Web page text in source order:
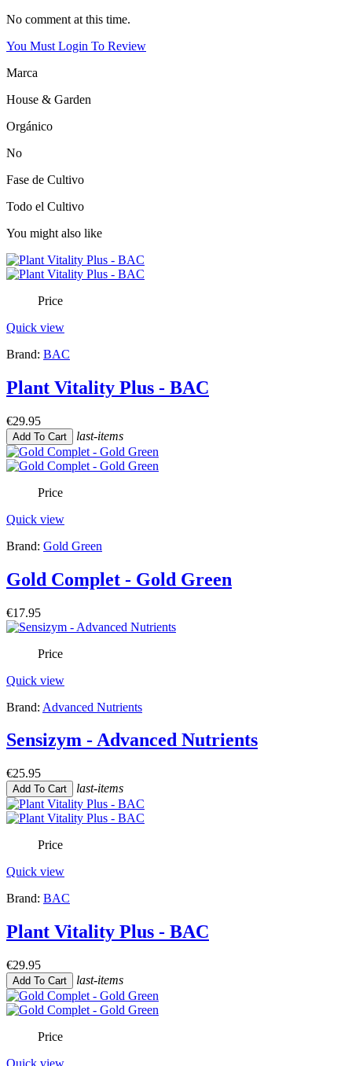
No comment at this time.
You Must Login To Review
Marca
House & Garden
Orgánico
No
Fase de Cultivo
Todo el Cultivo
You might also like
Price
Quick view
Brand: BAC
Plant Vitality Plus - BAC
€29.95
Add To Cart last-items
Price
Quick view
Brand: Gold Green
Gold Complet - Gold Green
€17.95
Price
Quick view
Brand: Advanced Nutrients
Sensizym - Advanced Nutrients
€25.95
Add To Cart last-items
Price
Quick view
Brand: BAC
Plant Vitality Plus - BAC
€29.95
Add To Cart last-items
Price